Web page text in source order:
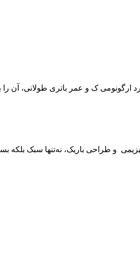
ارگونومی ک و عمر باتری طولانی، آن را